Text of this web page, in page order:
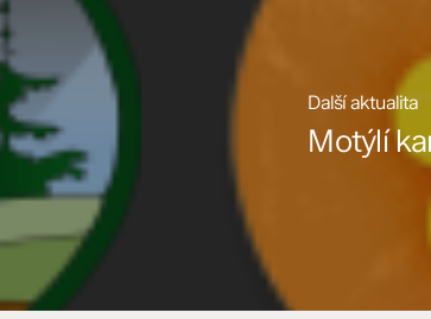
Další aktualita
Motýlí